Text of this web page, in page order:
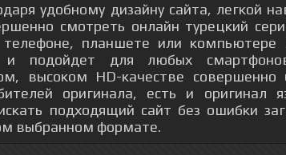
удобному дизайну сайта, легкой
смотреть онлайн турецкий
телефоне, планшете или
и подойдет для любых
высоком HD-качестве
оригинала, есть и оригинал
подходящий сайт без ошибки
выбранном формате.